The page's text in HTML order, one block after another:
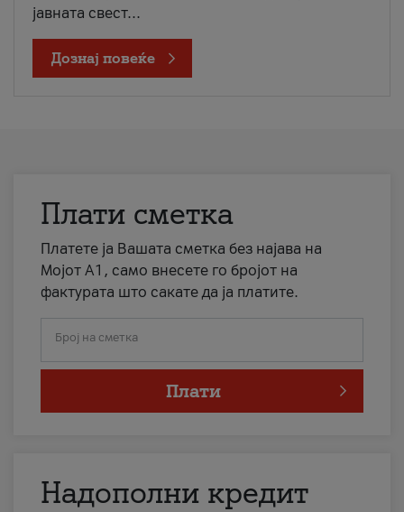
јавната свест...
Дознај повеќе
Плати сметка
Платете ја Вашата сметка без најава на
Мојот А1, само внесете го бројот на
фактурата што сакате да ја платите.
Број на сметка
Плати
Надополни кредит